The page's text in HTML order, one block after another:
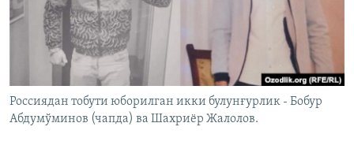
Россиядан тобути юборилган икки булунғурлик - Бобур
Абдумўминов (чапда) ва Шахриёр Жалолов.